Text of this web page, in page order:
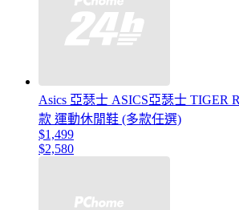
Asics 亞瑟士 ASICS亞瑟士 TIGER
款 運動休閒鞋 (多款任選)
$1,499
$2,580